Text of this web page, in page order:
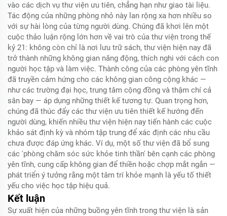
vào các dịch vụ thư viện ưu tiên, chẳng hạn như giao tài liệu.
Tác động của những phòng nhỏ này lan rộng xa hơn nhiều so
với sự hài lòng của từng người dùng. Chúng đã khơi lên một
cuộc thảo luận rộng lớn hơn về vai trò của thư viện trong thế
kỷ 21: không còn chỉ là nơi lưu trữ sách, thư viện hiện nay đã
trở thành những không gian năng động, thích nghi với cách con
người học tập và làm việc. Thành công của các phòng yên tĩnh
đã truyền cảm hứng cho các không gian công cộng khác —
như các trường đại học, trung tâm cộng đồng và thậm chí cả
sân bay — áp dụng những thiết kế tương tự. Quan trọng hơn,
chúng đã thúc đẩy các thư viện ưu tiên thiết kế hướng đến
người dùng, khiến nhiều thư viện hiện nay tiến hành các cuộc
khảo sát định kỳ và nhóm tập trung để xác định các nhu cầu
chưa được đáp ứng khác. Ví dụ, một số thư viện đã bổ sung
các 'phòng chăm sóc sức khỏe tinh thần' bên cạnh các phòng
yên tĩnh, cung cấp không gian để thiền hoặc chợp mắt ngắn —
phát triển ý tưởng rằng một tâm trí khỏe mạnh là yếu tố thiết
yếu cho việc học tập hiệu quả.
Kết luận
Sự xuất hiện của những buồng yên tĩnh trong thư viện là sản